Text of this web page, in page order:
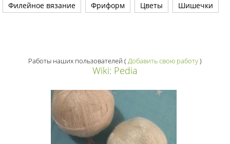
Филейное вязание
Фриформ Цветы Шишечки
Работы наших пользователей ( Добавить свою работу)
Wiki: Pedia